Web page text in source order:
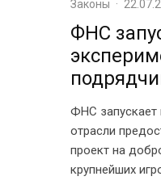
Законы ·
ФНС
ФНС запускает
отрасли
проект на
крупнейших